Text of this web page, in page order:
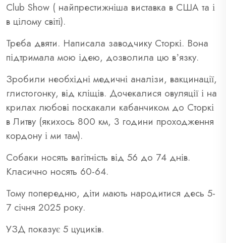
Club Show ( найпрестижніша виставка в США та і
в цілому світі).
Треба двяти. Написала заводчику Сторкі. Вона
підтримала мою ідею, дозволила цю вʼязку.
Зробили необхідні медичні аналізи, вакцинації,
глистогонку, від кліщів. Дочекалися овуляції і на
крилах любові поскакали кабанчиком до Сторкі
в Литву (якихось 800 км, 3 години проходження
кордону і ми там).
Собаки носять вагітність від 56 до 74 днів.
Класично носять 60-64.
Тому попередню, діти мають народитися десь 5-
7 січня 2025 року.
УЗД показує 5 цуциків.